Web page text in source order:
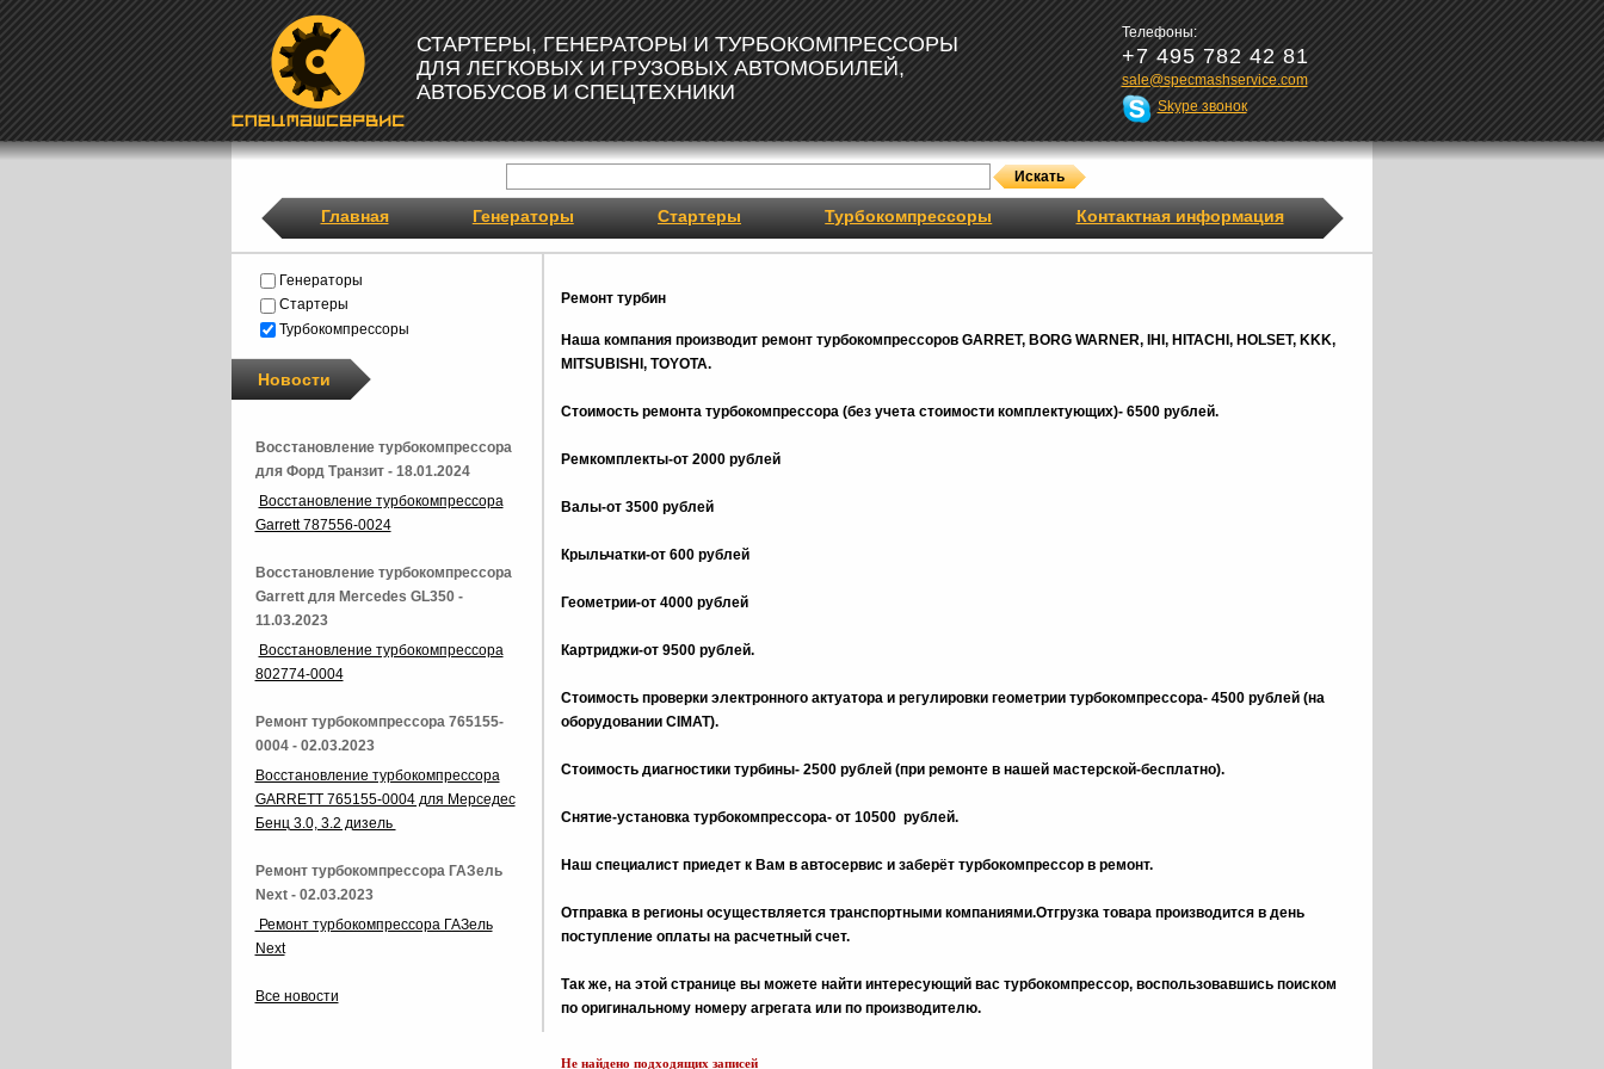
СТАРТЕРЫ, ГЕНЕРАТОРЫ И ТУРБОКОМПРЕССОРЫ
ДЛЯ ЛЕГКОВЫХ И ГРУЗОВЫХ АВТОМОБИЛЕЙ,
АВТОБУСОВ И СПЕЦТЕХНИКИ
Телефоны:
+7 495 782 42 81
sale@specmashservice.com
Skype звонок
Главная Генераторы Стартеры Турбокомпрессоры Контактная информация
Ремонт турбин
Наша компания производит ремонт турбокомпрессоров GARRET, BORGWARNER, IHI, HITACHI, HOLSET, KKK,
MITSUBISHI, TOYOTA.
Стоимость ремонта турбокомпрессора (без учета стоимости комплектующих)- 6500 рублей.
Ремкомплекты-от 2000 рублей
Валы-от 3500 рублей
Крыльчатки-от 600 рублей
Геометрии-от 4000 рублей
Картриджи-от 9500 рублей.
Стоимость проверки электронного актуатора и регулировки геометрии турбокомпрессора- 4500 рублей (на
оборудовании CIMAT).
Стоимость диагностики турбины- 2500 рублей (при ремонте в нашей мастерской-бесплатно).
Снятие-установка турбокомпрессора- от 10500 рублей.
Наш специалист приедет к Вам в автосервис и заберёт турбокомпрессор в ремонт.
Отправка в регионы осуществляется транспортными компаниями.Отгрузка товара производится в день
поступление оплаты на расчетный счет.
Tак же, на этой странице вы можете найти интересующий вас турбокомпрессор, воспользовавшись поиском
по оригинальному номеру агрегата или по производителю.
Не найдено подходящих записей
Генераторы
Стартеры
Турбокомпрессоры
Новости
Восстановление турбокомпрессора
для Форд Транзит - 18.01.2024
Восстановление турбокомпрессора
Garrett 787556-0024
Восстановление турбокомпрессора
Garrett для Mercedes GL350 -
11.03.2023
Восстановление турбокомпрессора
802774-0004
Ремонт турбокомпрессора 765155-
0004 - 02.03.2023
Восстановление турбокомпрессора
GARRETT 765155-0004 для Мерседес
Бенц 3.0, 3.2 дизель
Ремонт турбокомпрессора ГАЗель
Next - 02.03.2023
Ремонт турбокомпрессора ГАЗель
Next
Все новости